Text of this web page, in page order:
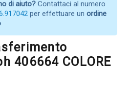
di aiuto? Contattaci al numero
per effettuare un ordine
406664 COLORE